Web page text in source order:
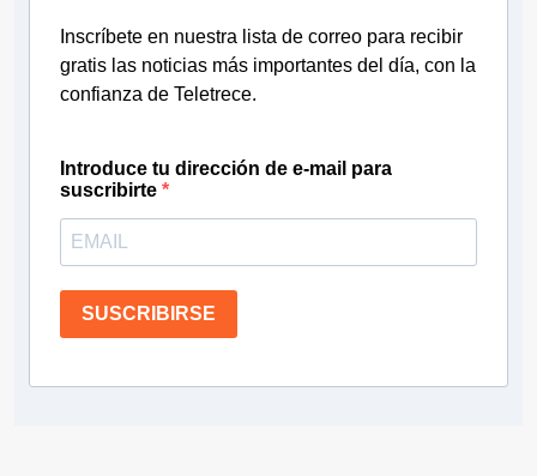
Inscríbete en nuestra lista de correo para recibir
gratis las noticias más importantes del día, con la
confianza de Teletrece.
Introduce tu dirección de e-mail para
suscribirte
SUSCRIBIRSE